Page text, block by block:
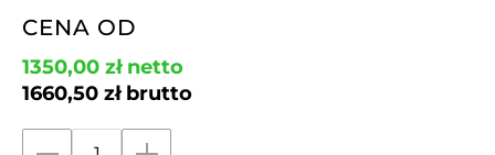
CENA OD
1350,00 złnetto
1660,50 złbrutto